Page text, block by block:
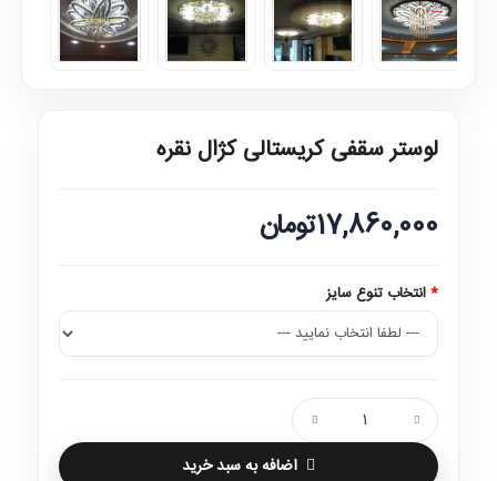
لوستر سقفی کریستالی کژال نقره
17,860,000تومان
انتخاب تنوع سایز
اضافه به سبد خرید